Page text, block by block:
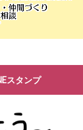
スタンプ